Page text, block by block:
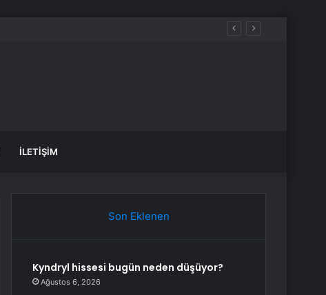
İLETIŞIM
Son Eklenen
Kyndryl hissesi bugün neden düşüyor?
Ağustos 6, 2026